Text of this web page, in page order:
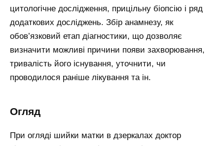
цитологічне дослідження, прицільну біопсію і ряд
додаткових досліджень. Збір анамнезу, як
обов’язковий етап діагностики, що дозволяє
визначити можливі причини появи захворювання,
тривалість його існування, уточнити, чи
проводилося раніше лікування та ін.
Огляд
При огляді шийки матки в дзеркалах доктор